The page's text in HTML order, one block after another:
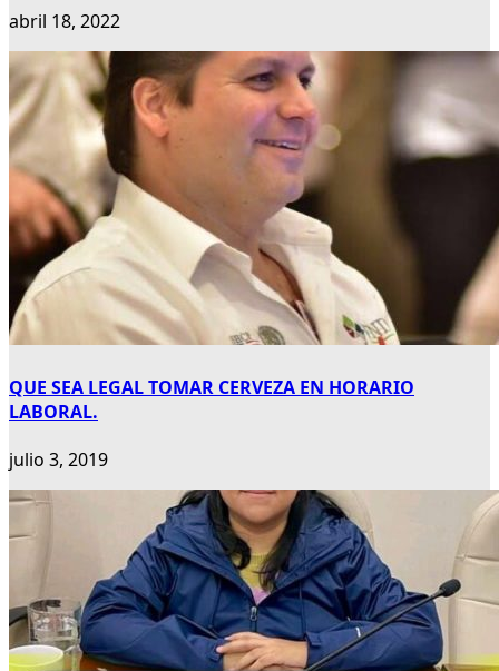
abril 18, 2022
QUE SEA LEGAL TOMAR CERVEZA EN HORARIO
LABORAL.
julio 3, 2019